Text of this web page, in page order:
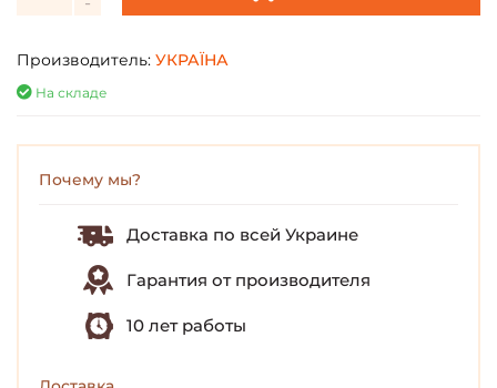
Производитель: УКРАЇНА
На складе
Почему мы?
Доставка по всей Украине
Гарантия от производителя
10 лет работы